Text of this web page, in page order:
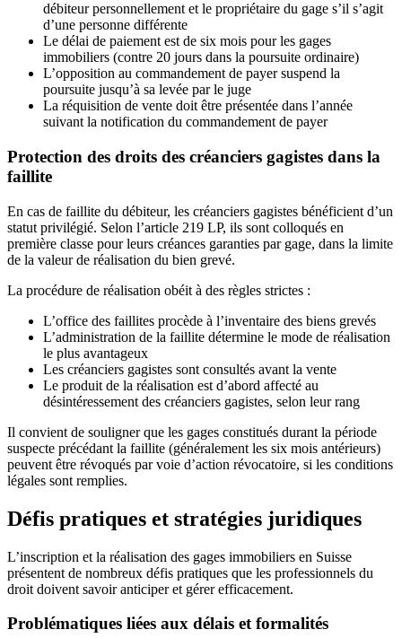
débiteur personnellement et le propriétaire du gage s’il s’agit
d’une personne différente
Le délai de paiement est de six mois pour les gages
immobiliers (contre 20 jours dans la poursuite ordinaire)
L’opposition au commandement de payer suspend la
poursuite jusqu’à sa levée par le juge
La réquisition de vente doit être présentée dans l’année
suivant la notification du commandement de payer
Protection des droits des créanciers gagistes dans la
faillite
En cas de faillite du débiteur, les créanciers gagistes bénéficient d’un
statut privilégié. Selon l’article 219 LP, ils sont colloqués en
première classe pour leurs créances garanties par gage, dans la limite
de la valeur de réalisation du bien grevé.
La procédure de réalisation obéit à des règles strictes :
L’office des faillites procède à l’inventaire des biens grevés
L’administration de la faillite détermine le mode de réalisation
le plus avantageux
Les créanciers gagistes sont consultés avant la vente
Le produit de la réalisation est d’abord affecté au
désintéressement des créanciers gagistes, selon leur rang
Il convient de souligner que les gages constitués durant la période
suspecte précédant la faillite (généralement les six mois antérieurs)
peuvent être révoqués par voie d’action révocatoire, si les conditions
légales sont remplies.
Défis pratiques et stratégies juridiques
L’inscription et la réalisation des gages immobiliers en Suisse
présentent de nombreux défis pratiques que les professionnels du
droit doivent savoir anticiper et gérer efficacement.
Problématiques liées aux délais et formalités